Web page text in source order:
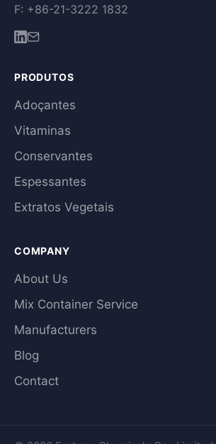
F: +86-21-3222 1832
PRODUTOS
Adoçantes
Vitaminas
Conservantes
Espessantes
Extratos Vegetais
COMPANY
About Us
Mix Container Service
Manufacturers
Blog
Contact